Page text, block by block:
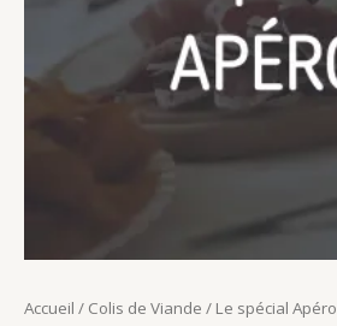
Accueil / Colis de Viande / Le spécial Apéro